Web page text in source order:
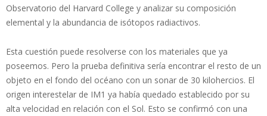
Observatorio del Harvard College y analizar su composición
elemental y la abundancia de isótopos radiactivos.
Esta cuestión puede resolverse con los materiales que ya
poseemos. Pero la prueba definitiva sería encontrar el resto de un
objeto en el fondo del océano con un sonar de 30 kilohercios. El
origen interestelar de IM1 ya había quedado establecido por su
alta velocidad en relación con el Sol. Esto se confirmó con una